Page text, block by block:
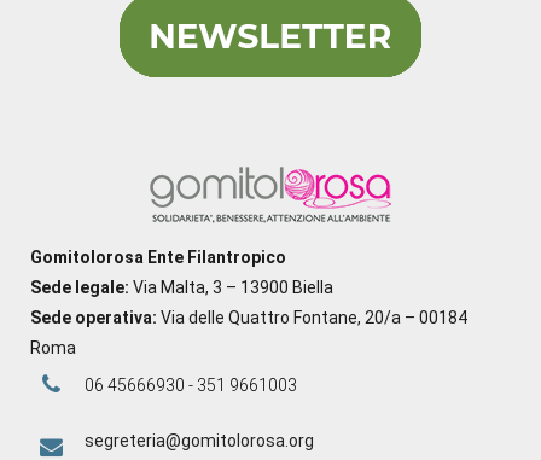
Gomitolorosa Ente Filantropico
Sede legale: Via Malta, 3 – 13900 Biella
Sede operativa: Via delle Quattro Fontane, 20/a – 00184
Roma
06 45666930 - 351 9661003
segreteria@gomitolorosa.org